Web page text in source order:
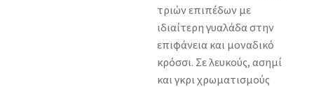
τριών επιπέδων με
ιδιαίτερη γυαλάδα στην
επιφάνεια και μοναδικό
κρόσσι. Σε λευκούς, ασημί
και γκρι χρωματισμούς